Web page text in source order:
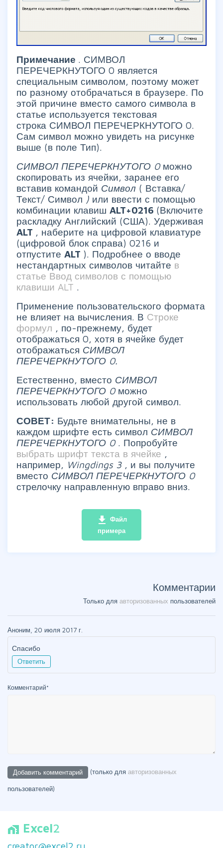
Примечание . СИМВОЛ
ПЕРЕЧЕРКНУТОГО 0 является
специальным символом, поэтому может
по разному отобрачаться в браузере. По
этой причине вместо самого символа в
статье используется текстовая
строка СИМВОЛ ПЕРЕЧЕРКНУТОГО 0.
Сам символ можно увидеть на рисунке
выше (в поле Тип).
СИМВОЛ ПЕРЕЧЕРКНУТОГО 0 можно
скопировать из ячейки, заранее его
вставив командой Символ ( Вставка/
Текст/ Символ ) или ввести с помощью
комбинации клавиш ALT+0216 (Включите
раскладку Английский (США). Удерживая
ALT , наберите на цифровой клавиатуре
(цифровой блок справа) 0216 и
отпустите ALT ). Подробнее о вводе
нестандартных символов читайте в
статье Ввод символов с помощью
клавиши ALT .
Применение пользовательского формата
не влияет на вычисления. В Строке
формул , по-прежнему, будет
отображаться 0, хотя в ячейке будет
отображаться СИМВОЛ
ПЕРЕЧЕРКНУТОГО 0.
Естественно, вместо СИМВОЛ
ПЕРЕЧЕРКНУТОГО 0 можно
использовать любой другой символ.
СОВЕТ: Будьте внимательны, не в
каждом шрифте есть символ СИМВОЛ
ПЕРЕЧЕРКНУТОГО 0 . Попробуйте
выбрать шрифт текста в ячейке ,
например, Wingdings 3 , и вы получите
вместо СИМВОЛ ПЕРЕЧЕРКНУТОГО 0
стрелочку направленную вправо вниз.
file_download Файл
примера
Комментарии
Только для авторизованных пользователей
Аноним, 20 июля 2017 г.
Спасибо
Ответить
Комментарий*
(только для авторизованных
пользователей)
home_work Excel2